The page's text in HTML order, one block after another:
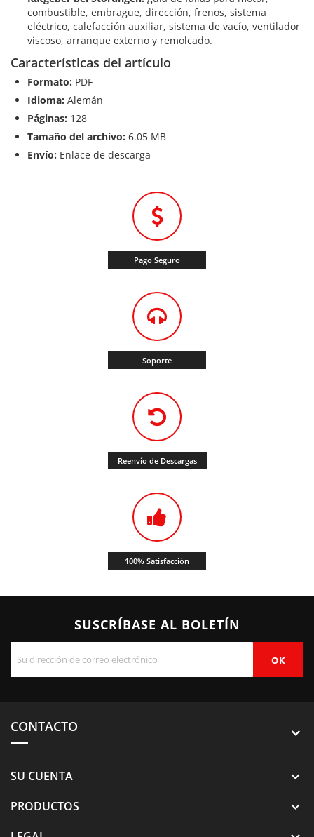
combustible, embrague, dirección, frenos, sistema
eléctrico, calefacción auxiliar, sistema de vacío, ventilador
viscoso, arranque externo y remolcado.
Características del artículo
Formato: PDF
Idioma: Alemán
Páginas: 128
Tamaño del archivo: 6.05 MB
Envío: Enlace de descarga
Pago Seguro
Soporte
Reenvío de Descargas
100% Satisfacción
SUSCRÍBASE AL BOLETÍN
CONTACTO
SU CUENTA 
PRODUCTOS 